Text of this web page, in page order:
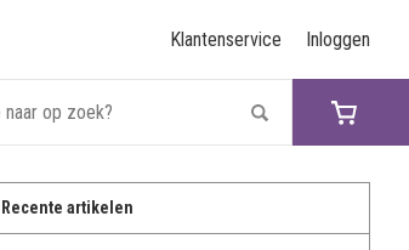
Inloggen
Klantenservice
Recente artikelen